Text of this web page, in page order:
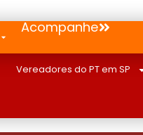
Acompanhe
Vereadores do PT em SP